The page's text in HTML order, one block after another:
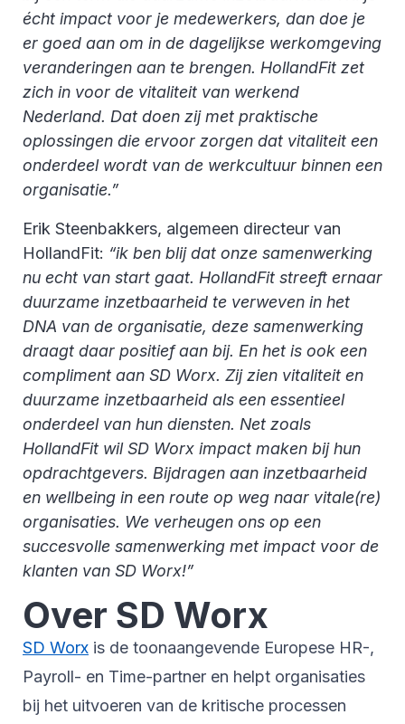
écht impact voor je medewerkers, dan doe je
er goed aan om in de dagelijkse werkomgeving
veranderingen aan te brengen. HollandFit zet
zich in voor de vitaliteit van werkend
Nederland. Dat doen zij met praktische
oplossingen die ervoor zorgen dat vitaliteit een
onderdeel wordt van de werkcultuur binnen een
organisatie.”
Erik Steenbakkers, algemeen directeur van
HollandFit: “ik ben blij dat onze samenwerking
nu echt van start gaat. HollandFit streeft ernaar
duurzame inzetbaarheid te verweven in het
DNA van de organisatie, deze samenwerking
draagt daar positief aan bij. En het is ook een
compliment aan SD Worx. Zij zien vitaliteit en
duurzame inzetbaarheid als een essentieel
onderdeel van hun diensten. Net zoals
HollandFit wil SD Worx impact maken bij hun
opdrachtgevers. Bijdragen aan inzetbaarheid
en wellbeing in een route op weg naar vitale(re)
organisaties. We verheugen ons op een
succesvolle samenwerking met impact voor de
klanten van SD Worx!”
Over SD Worx
SD Worx is de toonaangevende Europese HR-,
Payroll- en Time-partner en helpt organisaties
bij het uitvoeren van de kritische processen